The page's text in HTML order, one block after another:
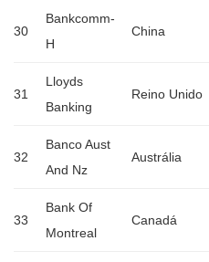
30
Bankcomm-
H
China
31
Lloyds
Banking
Reino Unido
32
Banco Aust
And Nz
Austrália
33
Bank Of
Montreal
Canadá